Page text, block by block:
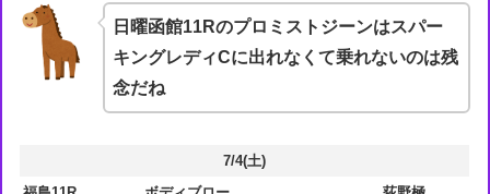
日曜函館11Rのプロミストジーンはスパー
キングレディCに出れなくて乗れないのは残
念だね
7/4(土)